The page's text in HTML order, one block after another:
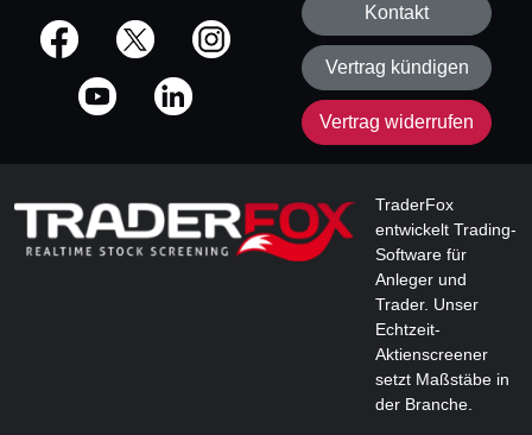
offizielle Social Media-Accounts
Kontakt
Vertrag kündigen
Vertrag widerrufen
TraderFox
entwickelt Trading-
Software für
Anleger und
Trader. Unser
Echtzeit-
Aktienscreener
setzt Maßstäbe in
der Branche.